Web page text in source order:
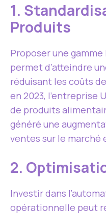
1.
Produits
Proposer une
permet d’atteindre
réduisant les coûts
en 2023, l’entreprise
de produits
généré une
ventes sur le marché
2.
Investir dans
opérationnelle peut